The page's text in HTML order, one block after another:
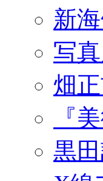
新
写
畑
『
黒